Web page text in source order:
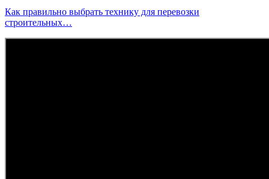
Как правильно выбрать технику для перевозки
строительных…